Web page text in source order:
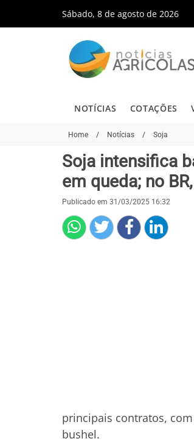
Sábado, 8 de agosto de 2026
NOTÍCIAS COTAÇÕES
Home / Notícias / Soja
Soja intensifica
em queda; no
Publicado em 31/03/2025 16:32
principais contratos,
bushel.